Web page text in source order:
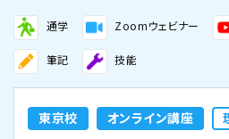
通学 Zoomウェビナー
筆記 技能
東京校 オンライン講座